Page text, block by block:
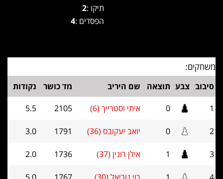
תיקו :2
הפסדים :4
משחקים:
סיבוב צבע תוצאה שם היריב מד כושר
נקודות
1
0 איתי וסטרייך (6) 2105
5.5
2
0 יואב יעקובס (36) 1791
3.0
3
1 אילן רונין (37) 1736
2.0